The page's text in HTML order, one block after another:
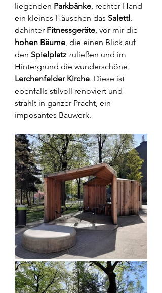
liegenden Parkbänke, rechter Hand
ein kleines Häuschen das Salettl,
dahinter Fitnessgeräte, vor mir die
hohen Bäume, die einen Blick auf
den Spielplatz zuließen und im
Hintergrund die wunderschöne
Lerchenfelder Kirche. Diese ist
ebenfalls stilvoll renoviert und
strahlt in ganzer Pracht, ein
imposantes Bauwerk.